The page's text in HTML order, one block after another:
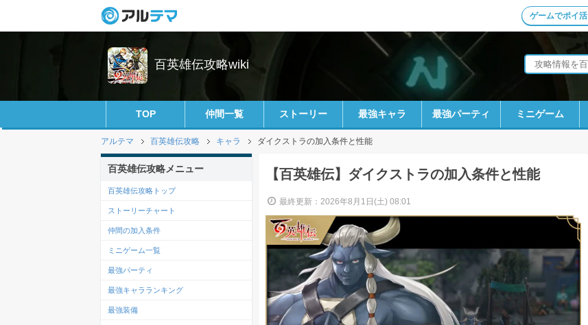
ゲームでポイ活
百英雄伝攻略wiki
TOP 仲間一覧 ストーリー 最強キャラ 最強パーティ ミニゲーム
アルテマ 百英雄伝攻略 キャラ ダイクストラの加入条件と性能
【百英雄伝】ダイクストラの加入条件と性能
最終更新：2026年8月1日(土) 08:01
百英雄伝攻略メニュー
百英雄伝攻略トップ
ストーリーチャート
仲間の加入条件
ミニゲーム一覧
最強パーティ
最強キャラランキング
最強装備